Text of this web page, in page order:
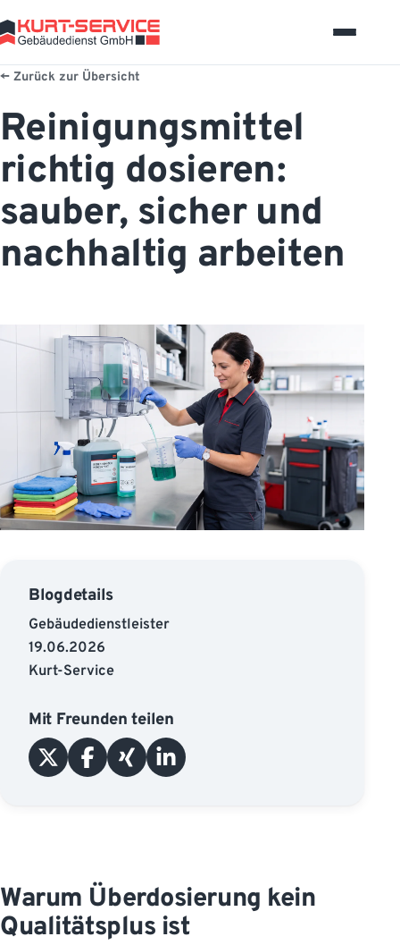
Zurück zur Übersicht
Reinigungsmittel
richtig dosieren:
sauber, sicher und
nachhaltig arbeiten
Warum Überdosierung kein
Qualitätsplus ist
Blogdetails
Gebäudedienstleister
19.06.2026
Kurt-Service
Mit Freunden teilen